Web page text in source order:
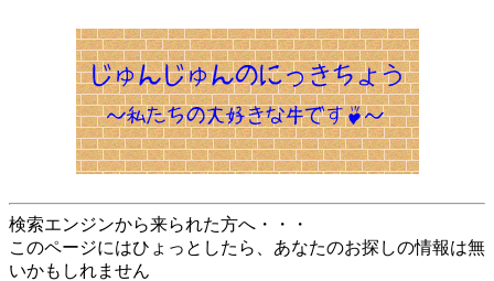
検索エンジンから来られた方へ・・・
このページにはひょっとしたら、あなたのお探しの情報は無
いかもしれません